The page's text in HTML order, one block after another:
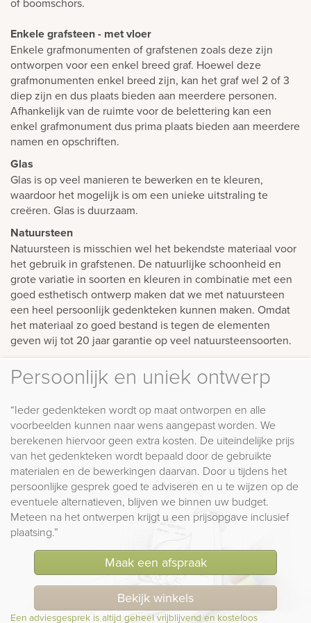
Enkele grafsteen - met vloer
Enkele grafmonumenten of grafstenen zoals deze zijn
ontworpen voor een enkel breed graf. Hoewel deze
grafmonumenten enkel breed zijn, kan het graf wel 2 of 3
diep zijn en dus plaats bieden aan meerdere personen.
Afhankelijk van de ruimte voor de belettering kan een
enkel grafmonument dus prima plaats bieden aan meerdere
namen en opschriften.
Glas
Glas is op veel manieren te bewerken en te kleuren,
waardoor het mogelijk is om een unieke uitstraling te
creëren. Glas is duurzaam.
Natuursteen
Natuursteen is misschien wel het bekendste materiaal voor
het gebruik in grafstenen. De natuurlijke schoonheid en
grote variatie in soorten en kleuren in combinatie met een
goed esthetisch ontwerp maken dat we met natuursteen
een heel persoonlijk gedenkteken kunnen maken. Omdat
het materiaal zo goed bestand is tegen de elementen
geven wij tot 20 jaar garantie op veel natuursteensoorten.
Persoonlijk en uniek ontwerp
“Ieder gedenkteken wordt op maat ontworpen en alle
voorbeelden kunnen naar wens aangepast worden. We
berekenen hiervoor geen extra kosten. De uiteindelijke prijs
van het gedenkteken wordt bepaald door de gebruikte
materialen en de bewerkingen daarvan. Door u tijdens het
persoonlijke gesprek goed te adviseren en u te wijzen op de
eventuele alternatieven, blijven we binnen uw budget.
Meteen na het ontwerpen krijgt u een prijsopgave inclusief
plaatsing.”
Maak een afspraak
Bekijk winkels
Een adviesgesprek is altijd geheel vrijblijvend en kosteloos